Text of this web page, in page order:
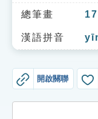
單字索引
生命大百科索
遊戲專區
教學應用
總筆畫 17
漢語拼音
開啟關聯